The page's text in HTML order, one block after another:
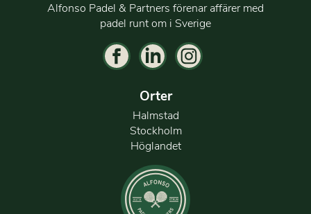
Alfonso Padel & Partners förenar affärer med
padel runt om i Sverige
Orter
Halmstad
Stockholm
Höglandet